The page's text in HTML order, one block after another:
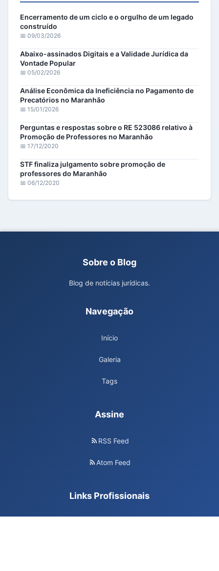
Encerramento de um ciclo e o orgulho de um legado
construído
📅 09/03/2026
Abaixo-assinados Digitais e a Validade Jurídica da
Vontade Popular
📅 05/02/2026
Análise Econômica da Ineficiência no Pagamento de
Precatórios no Maranhão
📅 15/01/2026
Perguntas e respostas sobre o RE 523086 relativo à
Promoção de Professores no Maranhão
📅 17/12/2020
STF finaliza julgamento sobre promoção de
professores do Maranhão
📅 06/12/2020
Sobre o Blog
Blog de notícias jurídicas.
Navegação
Início
Galeria
Tags
Assine
RSS Feed
Atom Feed
Links Profissionais